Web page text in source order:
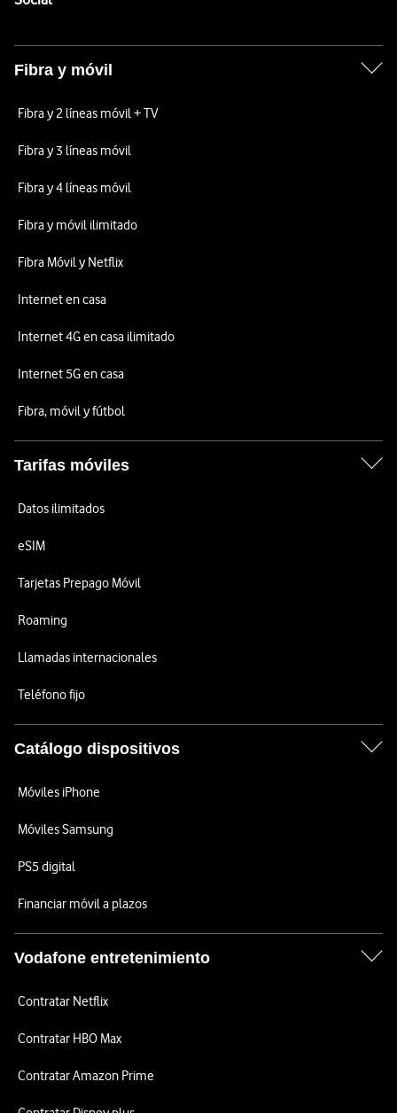
Fibra y móvil
Fibra y 2 líneas móvil + TV
Fibra y 3 líneas móvil
Fibra y 4 líneas móvil
Fibra y móvil ilimitado
Fibra Móvil y Netflix
Internet en casa
Internet 4G en casa ilimitado
Internet 5G en casa
Fibra, móvil y fútbol
Tarifas móviles
Datos ilimitados
eSIM
Tarjetas Prepago Móvil
Roaming
Llamadas internacionales
Teléfono fijo
Catálogo dispositivos
Móviles iPhone
Móviles Samsung
PS5 digital
Financiar móvil a plazos
Vodafone entretenimiento
Contratar Netflix
Contratar HBO Max
Contratar Amazon Prime